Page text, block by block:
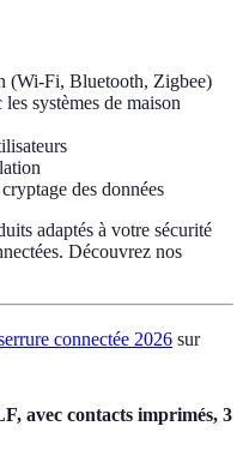
(Wi-Fi, Bluetooth, Zigbee)
systèmes de maison
des données
adaptés à votre sécurité
Découvrez nos
connectée 2026 sur
avec contacts imprimés, 3